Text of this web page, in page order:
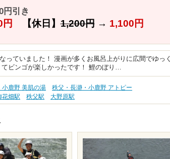
引き
【休日】1,200円→ 1,100円
っていました！ 漫画が多くお風呂上がりに広間でゆっく
ビンゴが楽しかったです！ 鯉のぼり…
小鹿野 美肌の湯
秩父・長瀞・小鹿野 アトピー
花畑駅 秩父駅 大野原駅